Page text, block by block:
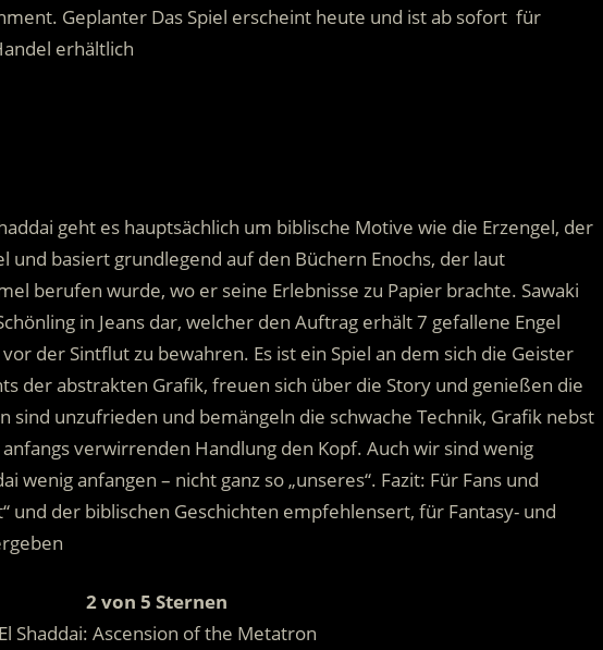
Geplanter Das Spiel erscheint heute und ist ab sofort für
erhältlich
geht es hauptsächlich um biblische Motive wie die Erzengel, der
und basiert grundlegend auf den Büchern Enochs, der laut
berufen wurde, wo er seine Erlebnisse zu Papier brachte. Sawaki
in Jeans dar, welcher den Auftrag erhält 7 gefallene Engel
der Sintflut zu bewahren. Es ist ein Spiel an dem sich die Geister
der abstrakten Grafik, freuen sich über die Story und genießen die
sind unzufrieden und bemängeln die schwache Technik, Grafik nebst
verwirrenden Handlung den Kopf. Auch wir sind wenig
wenig anfangen – nicht ganz so „unseres“. Fazit: Für Fans und
und der biblischen Geschichten empfehlensert, für Fantasy- und
2 von 5 Sternen
El Shaddai: Ascension of the Metatron